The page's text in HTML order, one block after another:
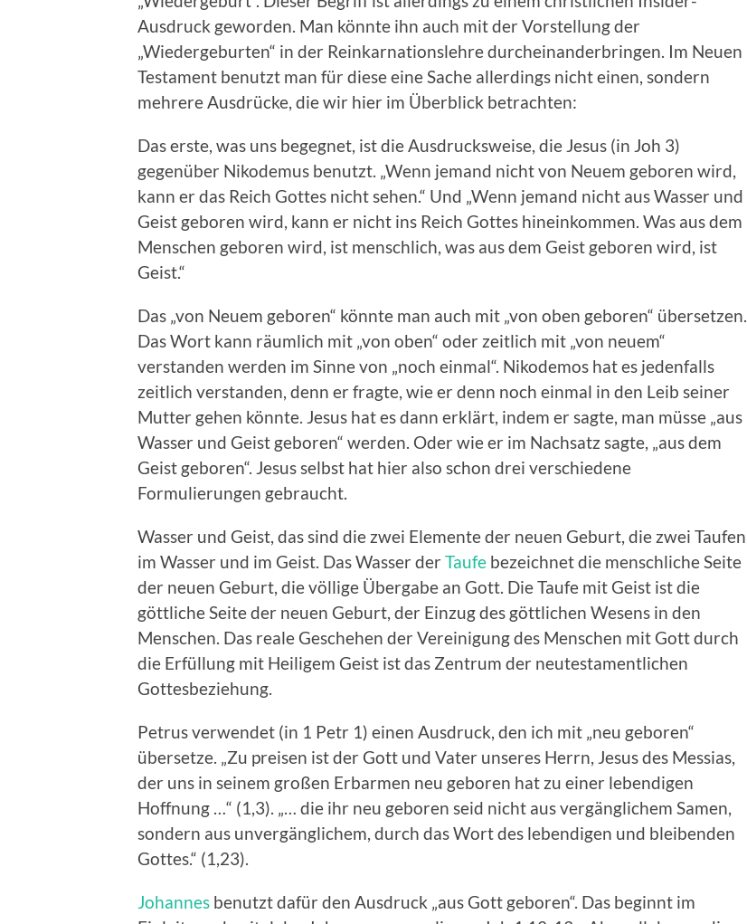
Ausdruck geworden. Man könnte ihn auch mit der Vorstellung der
„Wiedergeburten“ in der Reinkarnationslehre durcheinanderbringen. Im Neuen
Testament benutzt man für diese eine Sache allerdings nicht einen, sondern
mehrere Ausdrücke, die wir hier im Überblick betrachten:
Das erste, was uns begegnet, ist die Ausdrucksweise, die Jesus (in Joh 3)
gegenüber Nikodemus benutzt. „Wenn jemand nicht von Neuem geboren wird,
kann er das Reich Gottes nicht sehen.“ Und „Wenn jemand nicht aus Wasser und
Geist geboren wird, kann er nicht ins Reich Gottes hineinkommen. Was aus dem
Menschen geboren wird, ist menschlich, was aus dem Geist geboren wird, ist
Geist.“
Das „von Neuem geboren“ könnte man auch mit „von oben geboren“ übersetzen.
Das Wort kann räumlich mit „von oben“ oder zeitlich mit „von neuem“
verstanden werden im Sinne von „noch einmal“. Nikodemos hat es jedenfalls
zeitlich verstanden, denn er fragte, wie er denn noch einmal in den Leib seiner
Mutter gehen könnte. Jesus hat es dann erklärt, indem er sagte, man müsse „aus
Wasser und Geist geboren“ werden. Oder wie er im Nachsatz sagte, „aus dem
Geist geboren“. Jesus selbst hat hier also schon drei verschiedene
Formulierungen gebraucht.
Wasser und Geist, das sind die zwei Elemente der neuen Geburt, die zwei Taufen
im Wasser und im Geist. Das Wasser der Taufe bezeichnet die menschliche Seite
der neuen Geburt, die völlige Übergabe an Gott. Die Taufe mit Geist ist die
göttliche Seite der neuen Geburt, der Einzug des göttlichen Wesens in den
Menschen. Das reale Geschehen der Vereinigung des Menschen mit Gott durch
die Erfüllung mit Heiligem Geist ist das Zentrum der neutestamentlichen
Gottesbeziehung.
Petrus verwendet (in 1 Petr 1) einen Ausdruck, den ich mit „neu geboren“
übersetze. „Zu preisen ist der Gott und Vater unseres Herrn, Jesus des Messias,
der uns in seinem großen Erbarmen neu geboren hat zu einer lebendigen
Hoffnung …“ (1,3). „… die ihr neu geboren seid nicht aus vergänglichem Samen,
sondern aus unvergänglichem, durch das Wort des lebendigen und bleibenden
Gottes.“ (1,23).
Johannes benutzt dafür den Ausdruck „aus Gott geboren“. Das beginnt im